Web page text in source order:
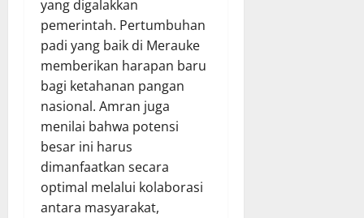
yang digalakkan
pemerintah. Pertumbuhan
padi yang baik di Merauke
memberikan harapan baru
bagi ketahanan pangan
nasional. Amran juga
menilai bahwa potensi
besar ini harus
dimanfaatkan secara
optimal melalui kolaborasi
antara masyarakat,